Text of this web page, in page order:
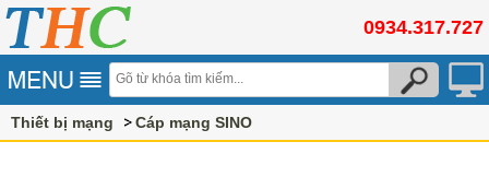
0934.317.727
Thiết bị mạng Cáp mạng SINO